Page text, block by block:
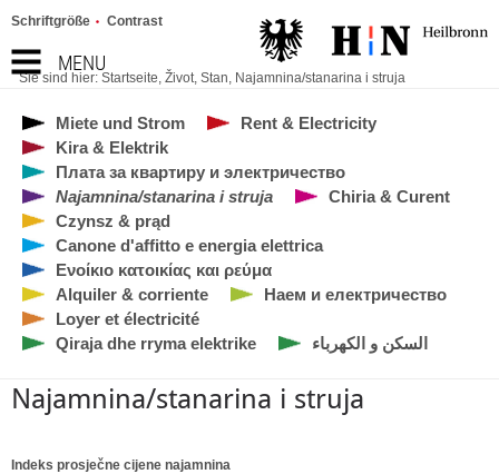
MENU
Schriftgröße Contrast
Sie sind hier: Startseite, Život, Stan, Najamnina/stanarina i struja
Miete und Strom
Rent & Electricity
Kira & Elektrik
Плата за квартиру и электричество
Najamnina/stanarina i struja
Chiria & Curent
Czynsz & prąd
Canone d'affitto e energia elettrica
Ενοίκιο κατοικίας και ρεύμα
Alquiler & corriente
Наем и електричество
Loyer et électricité
Qiraja dhe rryma elektrike
السكن و الكهرباء
Najamnina/stanarina i struja
Indeks prosječne cijene najamnina